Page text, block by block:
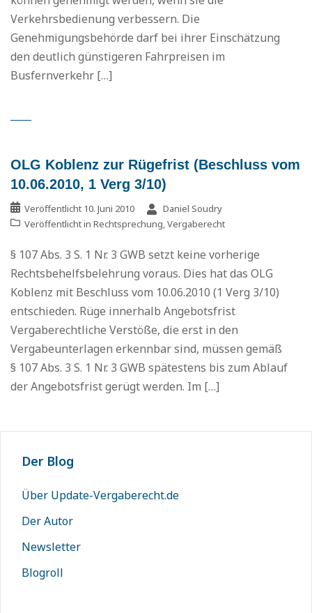
Verkehrsbedienung verbessern. Die
Genehmigungsbehörde darf bei ihrer Einschätzung
den deutlich günstigeren Fahrpreisen im
Busfernverkehr […]
OLG Koblenz zur Rügefrist (Beschluss vom
10.06.2010, 1 Verg 3/10)
Veröffentlicht 10. Juni 2010
Daniel Soudry
Veröffentlicht in Rechtsprechung,Vergaberecht
§ 107 Abs. 3 S. 1 Nr. 3 GWB setzt keine vorherige
Rechtsbehelfsbelehrung voraus. Dies hat das OLG
Koblenz mit Beschluss vom 10.06.2010 (1 Verg 3/10)
entschieden. Rüge innerhalb Angebotsfrist
Vergaberechtliche Verstöße, die erst in den
Vergabeunterlagen erkennbar sind, müssen gemäß
§ 107 Abs. 3 S. 1 Nr. 3 GWB spätestens bis zum Ablauf
der Angebotsfrist gerügt werden. Im […]
Der Blog
Über Update-Vergaberecht.de
Der Autor
Newsletter
Blogroll